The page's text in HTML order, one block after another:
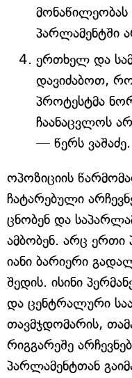
პარლამენტში
ერთხელ და
დავიძაბოთ,
პროტესტმა
ჩაანაცვლოს
— წერს ვაშაძე.
ოპოზიციის
ჩატარებული
ცნობენ და
ამბობენ. არც
იანი ბარიერი
შედის. ისინი
და ცენტრალური
თავმჯდომარის,
რიგგარეშე
პარლამენტთან